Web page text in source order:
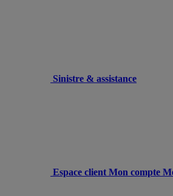
Sinistre & assistance
Espace client Mon compte